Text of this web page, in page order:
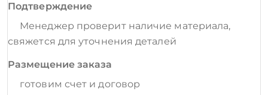
Подтверждение
Менеджер проверит наличие материала,
свяжется для уточнения деталей
Размещение заказа
готовим счет и договор